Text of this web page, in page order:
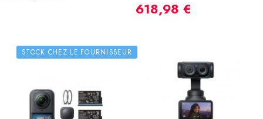
618,98 €
STOCK CHEZ LE FOURNISSEUR